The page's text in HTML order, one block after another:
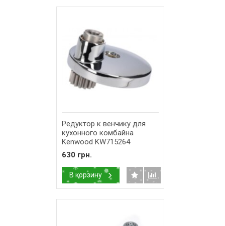
Редуктор к венчику для
кухонного комбайна
Kenwood KW715264
630 грн.
В корзину